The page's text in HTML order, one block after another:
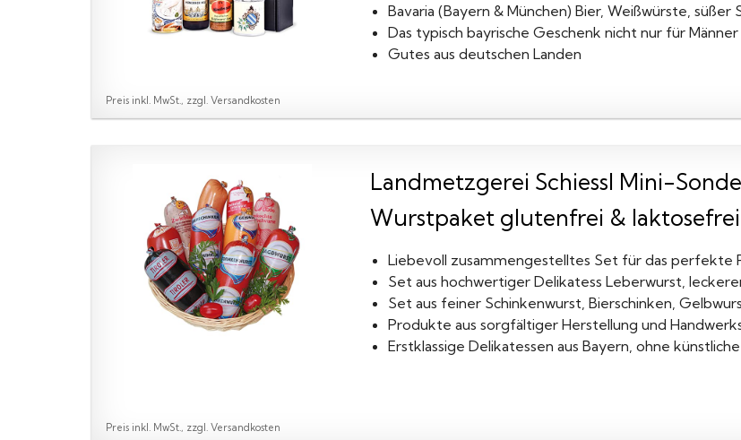
Bavaria (Bayern & München) Bier, Weißwürste, süßer
Das typisch bayrische Geschenk nicht nur für Männer
Gutes aus deutschen Landen
Preis inkl. MwSt., zzgl. Versandkosten
Landmetzgerei Schiessl Mini-
Wurstpaket glutenfrei &
Liebevoll zusammengestelltes Set für das perfekte
Set aus hochwertiger Delikatess Leberwurst,
Set aus feiner Schinkenwurst, Bierschinken,
Produkte aus sorgfältiger Herstellung und
Erstklassige Delikatessen aus Bayern, ohne
Preis inkl. MwSt., zzgl. Versandkosten